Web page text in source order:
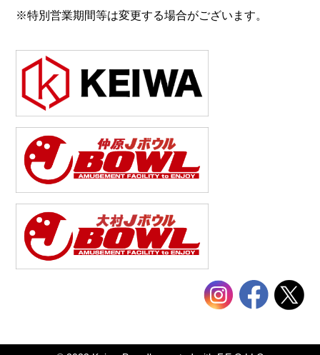
※特別営業期間等は変更する場合がございます。